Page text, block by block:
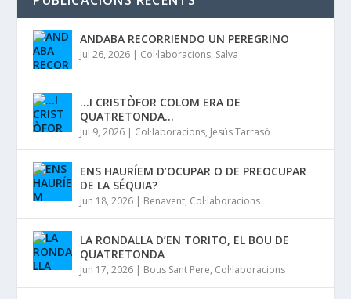
ANDABA RECORRIENDO UN PEREGRINO
Jul 26, 2026 | Col·laboracions, Salva
…I CRISTÒFOR COLOM ERA DE
QUATRETONDA…
Jul 9, 2026 | Col·laboracions, Jesús Tarrasó
ENS HAURÍEM D’OCUPAR O DE PREOCUPAR
DE LA SÉQUIA?
Jun 18, 2026 | Benavent, Col·laboracions
LA RONDALLA D’EN TORITO, EL BOU DE
QUATRETONDA
Jun 17, 2026 | Bous Sant Pere, Col·laboracions